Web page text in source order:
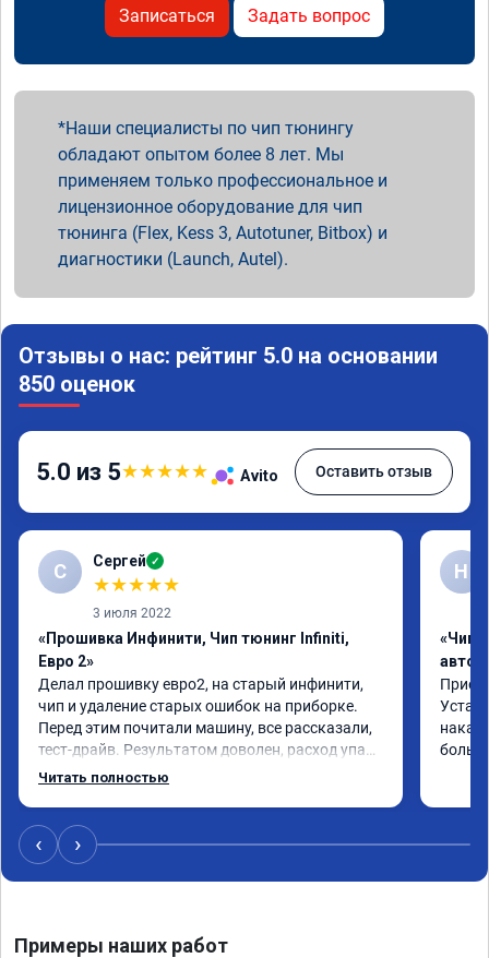
Записаться Задать вопрос
Наши специалисты по чип тюнингу
обладают опытом более 8 лет. Мы
применяем только профессиональное и
лицензионное оборудование для чип
тюнинга (Flex, Kess 3, Autotuner, Bitbox) и
диагностики (Launch, Autel).
Отзывы о нас: рейтинг 5.0 на основании
850 оценок
5.0 из 5★★★★★ Avito Оставить отзыв
С Сергей ✓
★★★★★
3 июля 2022
«Прошивка Инфинити, Чип тюнинг Infiniti,
Евро 2»
Делал прошивку евро2, на старый инфинити,
чип и удаление старых ошибок на приборке.
Перед этим почитали машину, все рассказали,
тест-драйв. Результатом доволен, расход упал,
машина стала еще чуть бодрее)
Читать полностью
Н
«Чип
накат
‹ ›
Примеры наших работ